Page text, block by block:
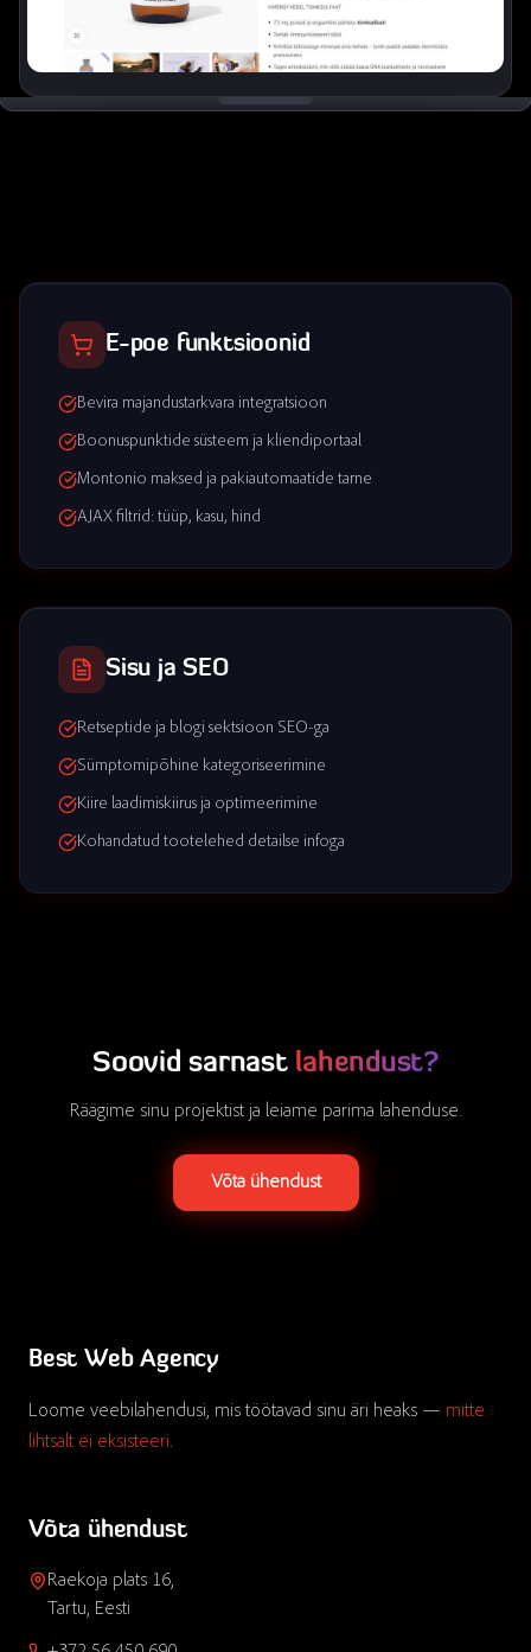
E-poe funktsioonid
Bevira majandustarkvara integratsioon
Boonuspunktide süsteem ja kliendiportaal
Montonio maksed ja pakiautomaatide tarne
AJAX filtrid: tüüp, kasu, hind
Sisu ja SEO
Retseptide ja blogi sektsioon SEO-ga
Sümptomipõhine kategoriseerimine
Kiire laadimiskiirus ja optimeerimine
Kohandatud tootelehed detailse infoga
Soovid sarnast lahendust?
Räägime sinu projektist ja leiame parima lahenduse.
Võta ühendust
Best Web Agency
Loome veebilahendusi, mis töötavad sinu äri heaks — mitte
lihtsalt ei eksisteeri.
Võta ühendust
Raekoja plats 16,
Tartu, Eesti